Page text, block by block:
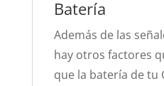
Batería
Además de las
hay otros factores
que la batería de tu